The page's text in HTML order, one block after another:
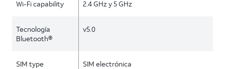
Wi-Fi capability 2.4 GHz y 5 GHz
Tecnología
Bluetooth®
v5.0
SIM type SIM electrónica